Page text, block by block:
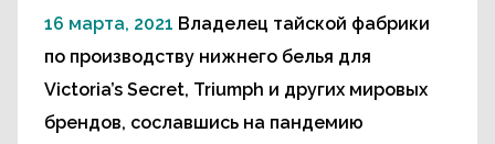
16 марта, 2021 Владелец тайской фабрики
по производству нижнего белья для
Victoria’s Secret, Triumph и других мировых
брендов, сославшись на пандемию